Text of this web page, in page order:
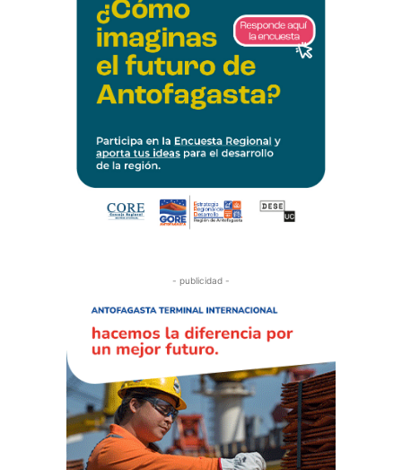
- publicidad -